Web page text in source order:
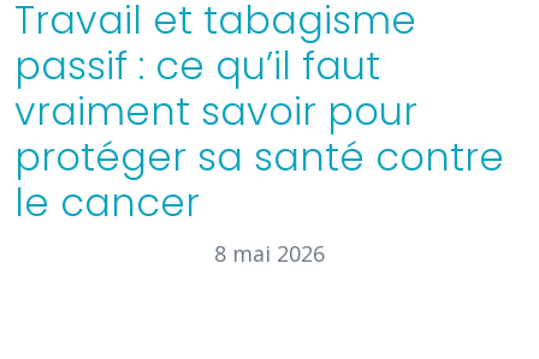
Travail et tabagisme
passif : ce qu’il faut
vraiment savoir pour
protéger sa santé contre
le cancer
8 mai 2026